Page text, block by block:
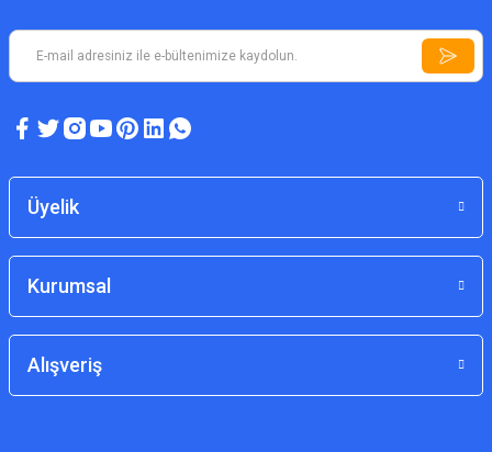
Üyelik
Kurumsal
Alışveriş